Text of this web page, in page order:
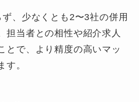
、少なくとも2〜3社の併用
担当者との相性や紹介求人
とで、より精度の高いマッ
す。